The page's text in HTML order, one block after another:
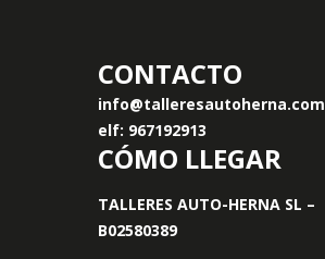
CONTACTO
info@talleresautoherna.com
elf: 967192913
CÓMO LLEGAR
TALLERES AUTO-HERNA SL –
B02580389